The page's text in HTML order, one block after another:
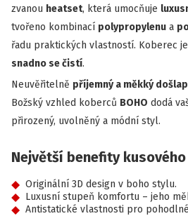
zvanou heatset, která umocňuje
tvořeno kombinací polypropylenu a
řadu praktických vlastností. Koberec je
snadno se čistí.
Neuvěřitelně příjemný a měkký došlap
Božský vzhled koberců BOHO dodá
přirozený, uvolněný a módní styl.
Největší benefity kusového
Originální 3D design v boho stylu.
Luxusní stupeň komfortu – jeho
Antistatické vlastnosti pro